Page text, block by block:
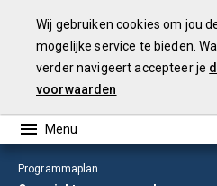
Wij gebruiken cookies om jou
mogelijke service te bieden.
verder navigeert accepteer je
voorwaarden
Programmaplan